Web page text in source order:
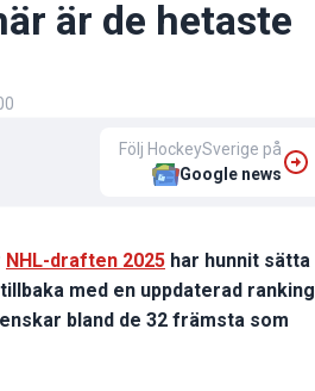
är de hetaste
Följ HockeySverige på
Google news
NHL-draften 2025 har hunnit sätta
med en uppdaterad ranking
bland de 32 främsta som